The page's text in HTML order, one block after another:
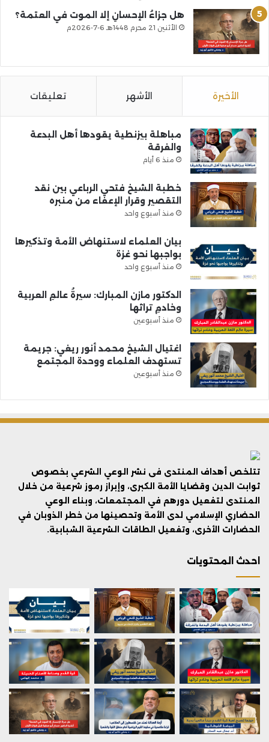
هل جزاءُ الإحسانِ إلا الموت في العتمة؟
الأثنين 21 محرم 1448هـ 6-7-2026م
الأخيرة الأشهر تعليقات
مباهلة بيزنطية يقودها أهل البدعة
والفرقة
منذ 6 أيام
خطبة الشيخ فتحي الرباعي بين نقد
التقصير وقرار الإعفاء من منبره
منذ أسبوع واحد
بيان العلماء لاستنهاض الأمة وتذكيرها
بواجبها نحو غزة
منذ أسبوع واحد
الدكتور مازن المبارك: سيرةُ عالمِ العربية
وخادمِ تراثها
منذ أسبوعين
اغتيال الشيخ محمد أنور ريغي: جريمة
تستهدف العلماء ووحدة المجتمع
منذ أسبوعين
تتلخص أهداف المنتدى فى نشر الوعي الشرعي بخصوص
ثوابت الدين وقضايا الأمة الكبرى، وإبراز رموز شرعية من خلال
المنتدى لتفعيل دورهم في المجتمعات، وبناء الوعي
الحضاري الإسلامي لدى الأمة وتحصينها من خطر الذوبان في
الحضارات الأخرى، وتفعيل الطاقات الشرعية الشبابية.
احدث المحتويات